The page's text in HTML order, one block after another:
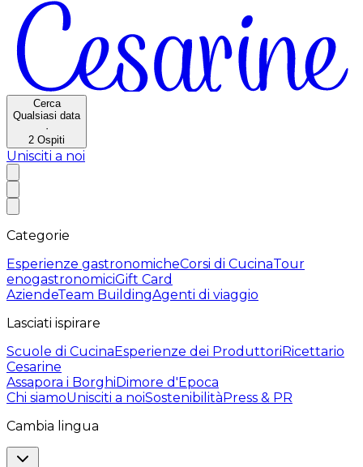
Cerca
Qualsiasi data
·
2 Ospiti
Unisciti a noi
Categorie
Esperienze gastronomicheCorsi di CucinaTour
enogastronomiciGift Card
AziendeTeam BuildingAgenti di viaggio
Lasciati ispirare
Scuole di CucinaEsperienze dei ProduttoriRicettario
Cesarine
Assapora i BorghiDimore d'Epoca
Chi siamoUnisciti a noiSostenibilitàPress & PR
Cambia lingua